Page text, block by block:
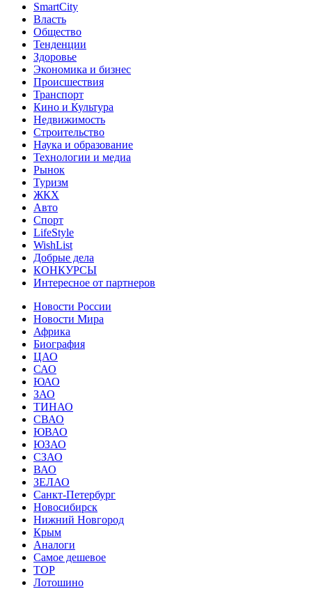
SmartCity
Власть
Общество
Тенденции
Здоровье
Экономика и бизнес
Происшествия
Транспорт
Кино и Культура
Недвижимость
Строительство
Наука и образование
Технологии и медиа
Рынок
Туризм
ЖКХ
Авто
Спорт
LifeStyle
WishList
Добрые дела
КОНКУРСЫ
Интересное от партнеров
Новости России
Новости Мира
Африка
Биография
ЦАО
САО
ЮАО
ЗАО
ТИНАО
СВАО
ЮВАО
ЮЗАО
СЗАО
ВАО
ЗЕЛАО
Санкт-Петербург
Новосибирск
Нижний Новгород
Крым
Аналоги
Самое дешевое
TOP
Лотошино